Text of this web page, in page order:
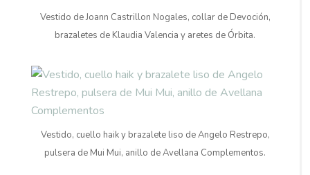
Vestido de Joann Castrillon Nogales, collar de Devoción,
brazaletes de Klaudia Valencia y aretes de Órbita.
Vestido, cuello haik y brazalete liso de Angelo Restrepo,
pulsera de Mui Mui, anillo de Avellana Complementos.